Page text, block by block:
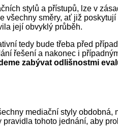
stylů a přístupů, lze v
všechny směry, ať již
její obvyklý průběh.
tedy bude třeba před
řešení a nakonec i
zabývat odlišnostmi
mediační styly
tohoto jednání, aby